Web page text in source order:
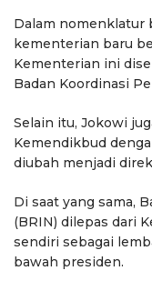
Dalam nomenklatur
kementerian baru
Kementerian ini
Badan Koordinasi
Selain itu, Jokowi
Kemendikbud
diubah menjadi
Di saat yang sama,
(BRIN) dilepas dari
sendiri sebagai
bawah presiden.